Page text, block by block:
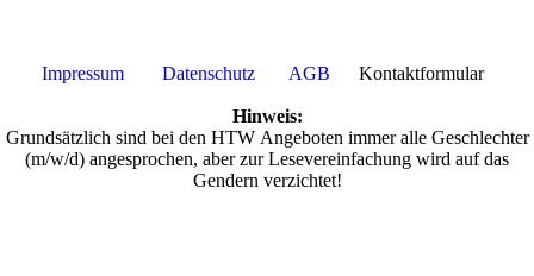
Impressum Datenschutz AGB Kontaktformular
Hinweis:
Grundsätzlich sind bei den HTW Angeboten immer alle Geschlechter
(m/w/d) angesprochen, aber zur Lesevereinfachung wird auf das
Gendern verzichtet!